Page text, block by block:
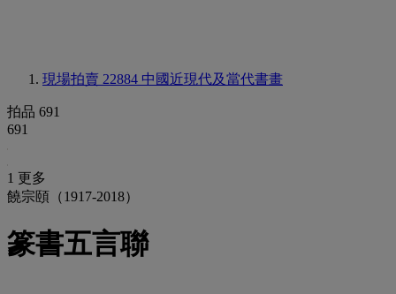
現場拍賣 22884 中國近現代及當代書畫
拍品 691
691
1 更多
饒宗頤（1917-2018）
篆書五言聯